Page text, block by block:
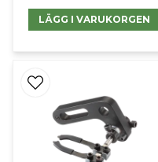
LÄGG I VARUKORGEN